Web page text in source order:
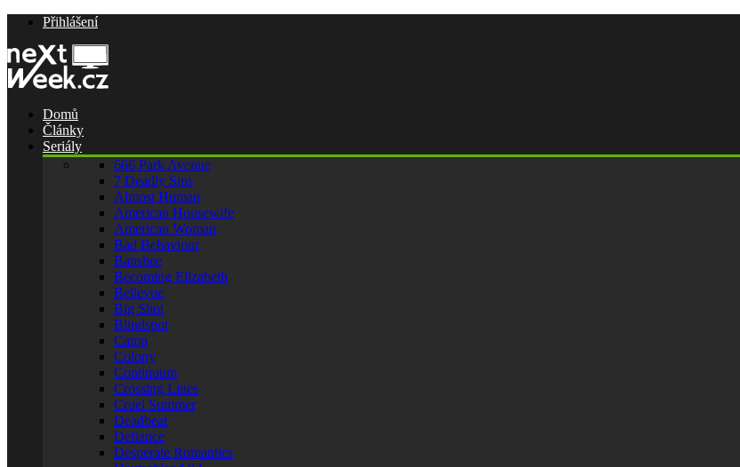
Přihlášení
Domů
Články
Seriály
666 Park Avenue
7 Deadly Sins
Almost Human
American Housewife
American Woman
Bad Behaviour
Banshee
Becoming Elizabeth
Bellevue
Big Shot
Blindspot
Camp
Colony
Continuum
Crossing Lines
Cruel Summer
Deadbeat
Defiance
Desperate Romantics